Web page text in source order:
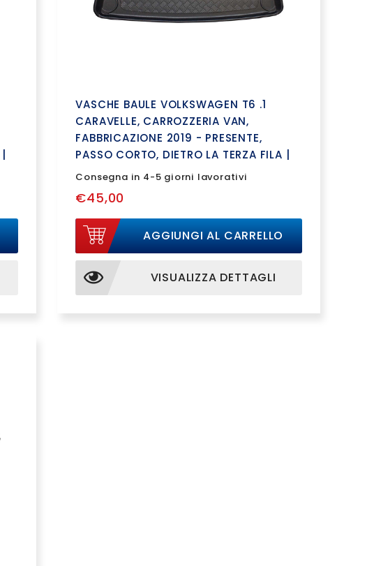
VASCHE BAULE VOLKSWAGEN T6 .1
CARAVELLE, CARROZZERIA VAN,
FABBRICAZIONE 2019 - PRESENTE,
PASSO CORTO, DIETRO LA TERZA FILA |
193106BSC
Consegna in 4-5 giorni lavorativi
€45,00
AGGIUNGI AL CARRELLO
VISUALIZZA DETTAGLI